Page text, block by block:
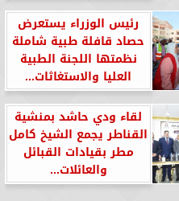
رئيس الوزراء يستعرض
حصاد قافلة طبية شاملة
نظمتها اللجنة الطبية
العليا والاستغاثات...
لقاء ودي حاشد بمنشية
القناطر يجمع الشيخ كامل
مطر بقيادات القبائل
والعائلات...